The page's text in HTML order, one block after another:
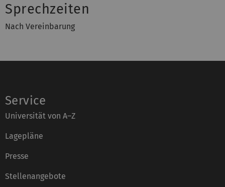
Sprechzeiten
Nach Vereinbarung
Service
Universität von A–Z
Lagepläne
Presse
Stellenangebote